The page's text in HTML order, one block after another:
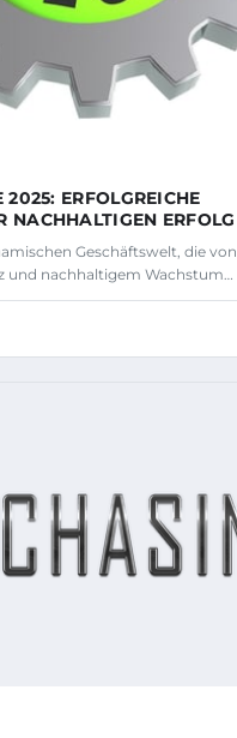
2025: ERFOLGREICHE
NACHHALTIGEN ERFOLG
Geschäftswelt, die von
und nachhaltigem Wachstum…